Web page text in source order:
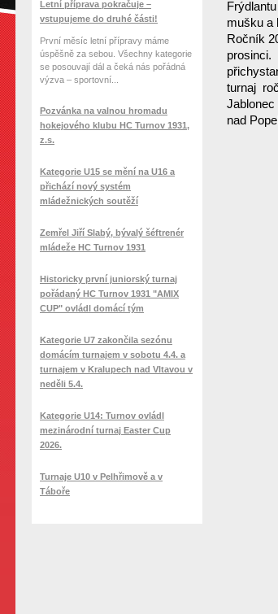
mušku a
Ročník
turnaj
nad
Letní příprava pokračuje –
vstupujeme do druhé části!
První měsíc letní přípravy máme
úspěšně za sebou. Všechny kategorie
se posouvají dál a čeká nás pořádná
výzva – sportovní...
Pozvánka na valnou hromadu
hokejového klubu HC Turnov 1931,
z.s.
Kategorie U15 se mění na U16 a
přichází nový systém
mládežnických soutěží
Zemřel Jiří Slabý, bývalý šéftrenér
mládeže HC Turnov 1931
Historicky první juniorský turnaj
pořádaný HC Turnov 1931 "AMIX
CUP" ovládl domácí tým
Kategorie U7 zakončila sezónu
domácím turnajem v sobotu 4.4. a
turnajem v Kralupech nad Vltavou v
neděli 5.4.
Kategorie U14: Turnov ovládl
mezinárodní turnaj Easter Cup
2026.
Turnaje U10 v Pelhřimově a v
Táboře